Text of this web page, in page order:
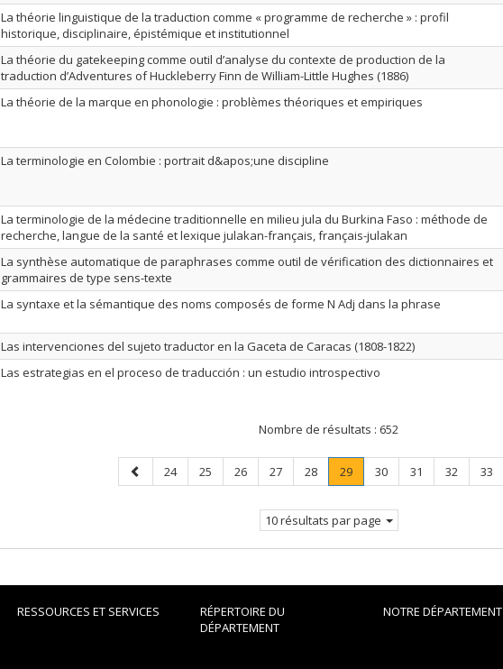
La théorie linguistique de la traduction comme « programme de recherche » : profil
historique, disciplinaire, épistémique et institutionnel
La théorie du gatekeeping comme outil d’analyse du contexte de production de la
traduction d’Adventures of Huckleberry Finn de William-Little Hughes (1886)
La théorie de la marque en phonologie : problèmes théoriques et empiriques
La terminologie en Colombie : portrait d&apos;une discipline
La terminologie de la médecine traditionnelle en milieu jula du Burkina Faso : méthode de
recherche, langue de la santé et lexique julakan-français, français-julakan
La synthèse automatique de paraphrases comme outil de vérification des dictionnaires et
grammaires de type sens-texte
La syntaxe et la sémantique des noms composés de forme N Adj dans la phrase
Las intervenciones del sujeto traductor en la Gaceta de Caracas (1808-1822)
Las estrategias en el proceso de traducción : un estudio introspectivo
Nombre de résultats : 652
Page
précédente
Page
24 Page
25 Page
26 Page
27 Page
28 Page
29.
Page
Page
30 Page
31 Page
32 Page
33
10 résultats par page
RESSOURCES ET SERVICES
RÉPERTOIRE DU
DÉPARTEMENT
NOTRE DÉPARTEMENT